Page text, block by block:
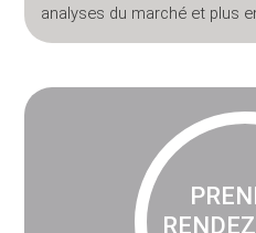
analyses du marché et plus